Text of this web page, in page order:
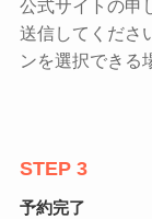
公式サイトの申
送信してくださ
ンを選択できる
STEP 3
予約完了